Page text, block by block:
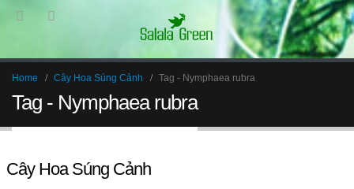
Home Cây Hoa Súng Cảnh Tag - Nymphaea rubra
Tag - Nymphaea rubra
Cây Hoa Súng Cảnh